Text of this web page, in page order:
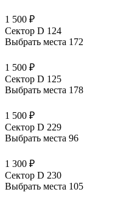
1 500 ₽
Сектор D 124
Выбрать места 172
1 500 ₽
Сектор D 125
Выбрать места 178
1 500 ₽
Сектор D 229
Выбрать места 96
1 300 ₽
Сектор D 230
Выбрать места 105